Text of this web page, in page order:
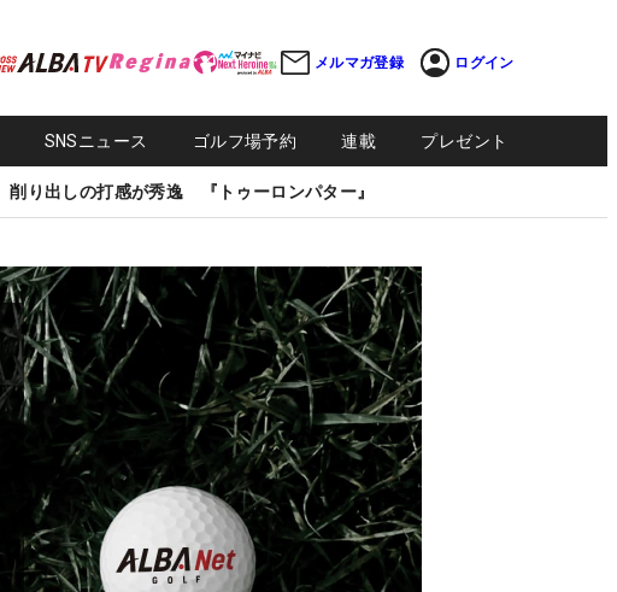
メルマガ登録 ログイン
SNSニュース ゴルフ場予約 連載 プレゼント
削り出しの打感が秀逸 『トゥーロンパター』